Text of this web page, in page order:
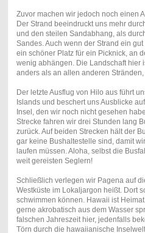
Zuvor machen wir jedoch noch einen
Der Strand beeindruckt uns mehr
und den steilen Sandabhang, als
Sandes. Auch wenn der Strand ein
ein schöner Platz für ein Picknick, an
wenig abhängen. Die Landschaft hier
anders als an allen anderen
Der letzte Ausflug von Hilo aus führt
Islands und beschert uns Ausblicke
Insel, den wir noch nicht gesehen
Strecke fahren wir drei Stunden lang
zurück. Auf beiden Strecken hält der
gar keine Bushaltestelle sind, damit
laufen müssen. Aloha, selbst die
weit gereisten Seglern!
Schließlich verlegen wir Pagena auf
Westküste im Lokaljargon heißt. Dort
schwimmen können. Hawaii ist
gerne akrobatisch aus dem Wasser
falschen Jahreszeit hier, jedenfalls
Törn durch die hawaiianische